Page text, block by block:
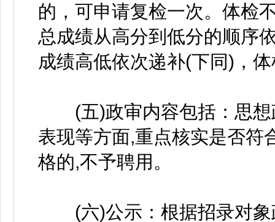
的，可申请复检一次。体检
总成绩从高分到低分的顺序
成绩高低依次递补(下同)，
(五)政审内容包括：思想
表现等方面,重点核实是否符
格的,不予聘用。
(六)公示：根据招录对象